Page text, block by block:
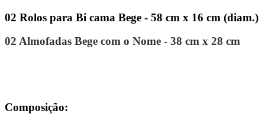
02 Rolos para Bi cama Bege - 58 cm x 16 cm (diam.)
02 Almofadas Bege com o Nome - 38 cm x 28 cm
Composição: